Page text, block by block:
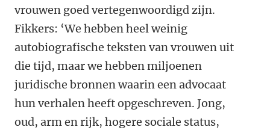
vrouwen goed vertegenwoordigd zijn.
Fikkers: ‘We hebben heel weinig
autobiografische teksten van vrouwen uit
die tijd, maar we hebben miljoenen
juridische bronnen waarin een advocaat
hun verhalen heeft opgeschreven. Jong,
oud, arm en rijk, hogere sociale status,